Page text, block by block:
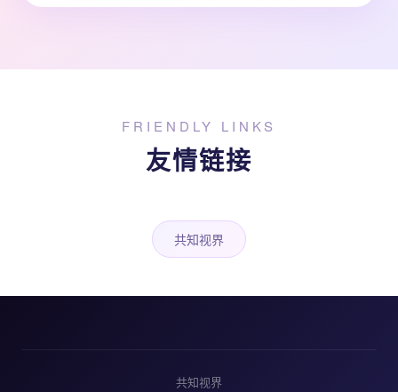
FRIENDLY LINKS
友情链接
共知视界
共知视界